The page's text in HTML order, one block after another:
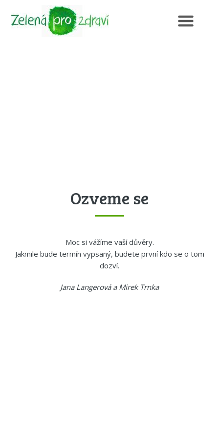
Ozveme se
Moc si vážíme vaší důvěry.
Jakmile bude termín vypsaný, budete první kdo se o tom
dozví.
Jana Langerová a Mirek Trnka